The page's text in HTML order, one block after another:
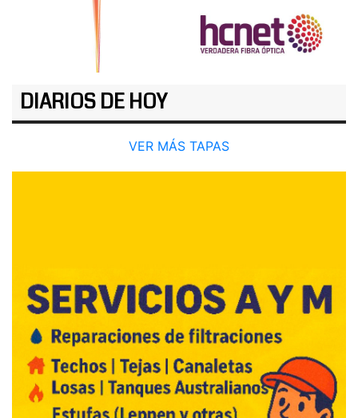
DIARIOS DE HOY
VER MÁS TAPAS